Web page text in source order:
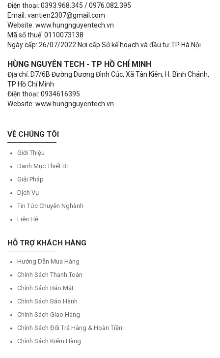
Điện thoại: 0393.968.345 / 0976.082.395
Email: vantien2307@gmail.com
Website: www.hungnguyentech.vn
Mã số thuế: 0110073138
Ngày cấp: 26/07/2022 Nơi cấp Sở kế hoạch và đầu tư TP Hà Nội
HÙNG NGUYÊN TECH - TP HỒ CHÍ MINH
Địa chỉ: D7/6B Đường Dương Đình Cúc, Xã Tân Kiên, H. Bình Chánh,
TP Hồ Chí Minh
Điện thoại: 0934616395
Website: www.hungnguyentech.vn
VỀ CHÚNG TÔI
Giới Thiệu
Danh Mục Thiết Bị
Giải Pháp
Dịch Vụ
Tin Tức Chuyên Nghành
Liên Hệ
HỖ TRỢ KHÁCH HÀNG
Hướng Dẫn Mua Hàng
Chính Sách Thanh Toán
Chính Sách Bảo Mật
Chính Sách Bảo Hành
Chính Sách Giao Hàng
Chính Sách Đổi Trả Hàng & Hoàn Tiền
Chính Sách Kiểm Hàng